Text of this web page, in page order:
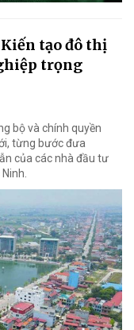
tạo đô thị
trọng
bộ và chính quyền
từng bước đưa
của các nhà đầu tư